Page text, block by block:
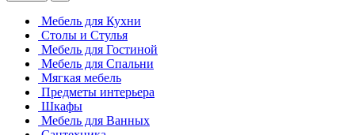
Мебель для Кухни
Столы и Стулья
Мебель для Гостиной
Мебель для Спальни
Мягкая мебель
Предметы интерьера
Шкафы
Мебель для Ванных